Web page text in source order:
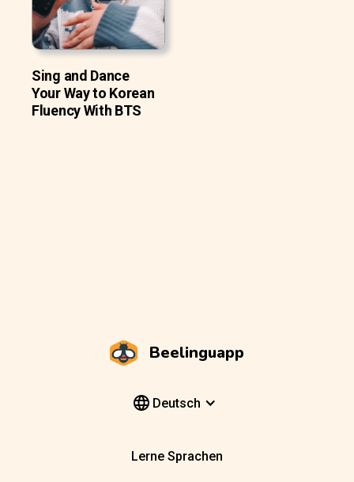
Sing and Dance
Your Way to Korean
Fluency With BTS
Beelinguapp
Deutsch
Lerne Sprachen